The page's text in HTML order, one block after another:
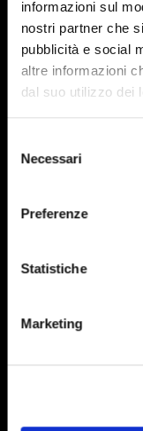
informazioni sul
nostri partner che
pubblicità e social
altre informazioni
dal suo utilizzo dei
delNecessari
Preferenze
Statistiche
Marketing
895
896
900
930